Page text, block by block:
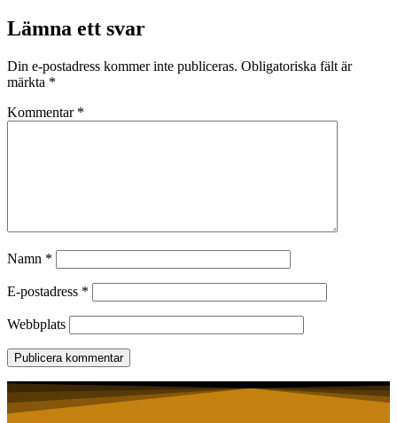
Lämna ett svar
Din e-postadress kommer inte publiceras. Obligatoriska fält är
märkta *
Kommentar *
Namn *
E-postadress *
Webbplats